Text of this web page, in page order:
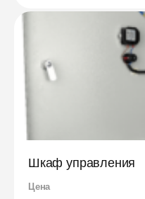
Шкаф управления
Цена